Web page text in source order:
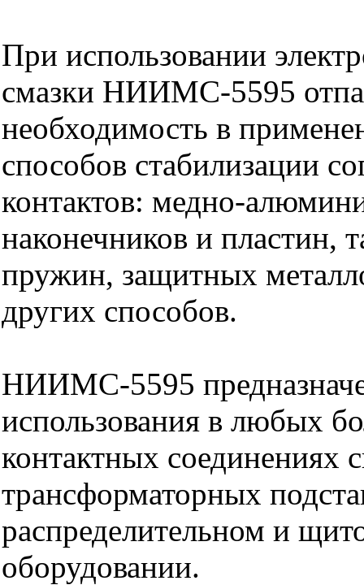
При использовании
смазки НИИМС-5595
необходимость в
способов стабилизации
контактов: медно-
наконечников и пластин,
пружин, защитных
других способов.
НИИМС-5595
использования в любых
контактных соединениях
трансформаторных
распределительном и
оборудовании.